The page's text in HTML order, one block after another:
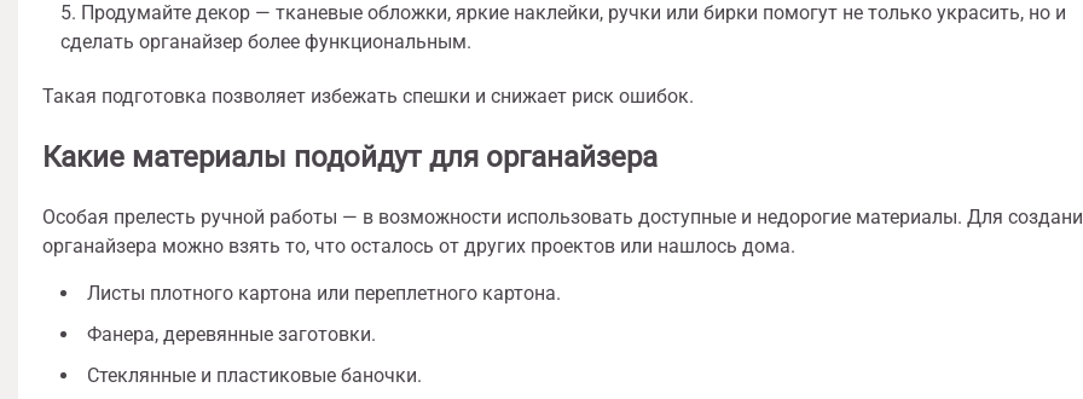
Продумайте декор — тканевые обложки, яркие наклейки, ручки или бирки помогут не только украсить, но и
сделать органайзер более функциональным.
Такая подготовка позволяет избежать спешки и снижает риск ошибок.
Какие материалы подойдут для органайзера
Особая прелесть ручной работы — в возможности использовать доступные и недорогие материалы. Для
органайзера можно взять то, что осталось от других проектов или нашлось дома.
Листы плотного картона или переплетного картона.
Фанера, деревянные заготовки.
Стеклянные и пластиковые баночки.